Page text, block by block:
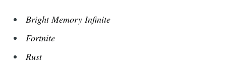
Bright Memory Infinite
Fortnite
Rust